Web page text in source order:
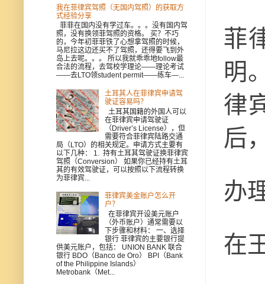
菲
明
律
后
办
在
我在菲律宾驾照（无国内驾照）的获取方
式经验分享
菲菲在国内没有学过车。。。没有国内驾
照，没有换领菲驾照的资格。 买？不巧
的，今年初菲菲铁了心想拿驾照的时候，
马尼拉这边还买不了驾照，还得要飞到外
岛上去呢。。。 所以我就乖乖地follow最
合法的流程，去驾校学理论——理论考试
——去LTO领student permit——练车—...
土耳其人在菲律宾申请驾
驶证容易吗？
土耳其国籍的外国人可以
在菲律宾申请驾驶证
（Driver’s License），但
需要符合菲律宾陆路交通
局（LTO）的相关规定。申请方式主要有
以下几种： 1. 持有土耳其驾驶证换菲律宾
驾照（Conversion） 如果你已经持有土耳
其的有效驾驶证，可以按照以下流程转换
为菲律宾...
菲律宾美金账户怎么开
户？
在菲律宾开设美元账户
（外币账户）通常需要以
下步骤和材料： 一、选择
银行 菲律宾的主要银行提
供美元账户，包括： UNION BANK 联合
银行 BDO（Banco de Oro） BPI（Bank
of the Philippine Islands）
Metrobank（Met...